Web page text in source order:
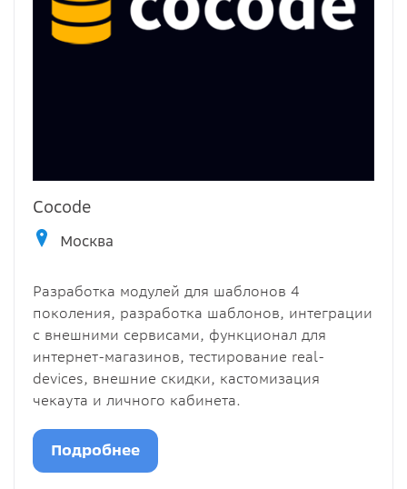
Cocode
Москва
Разработка модулей для шаблонов 4
поколения, разработка шаблонов, интеграции
с внешними сервисами, функционал для
интернет-магазинов, тестирование real-
devices, внешние скидки, кастомизация
чекаута и личного кабинета.
Подробнее